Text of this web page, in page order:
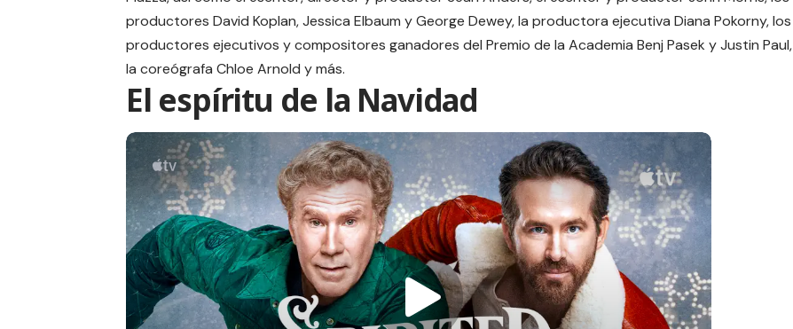
productores David Koplan, Jessica Elbaum y George Dewey, la productora ejecutiva Diana Pokorny, los
productores ejecutivos y compositores ganadores del Premio de la Academia Benj Pasek y Justin Paul,
la coreógrafa Chloe Arnold y más.
El espíritu de la Navidad